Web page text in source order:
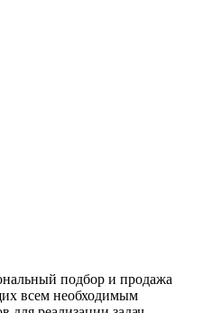
подбор и продажа
всем необходимым